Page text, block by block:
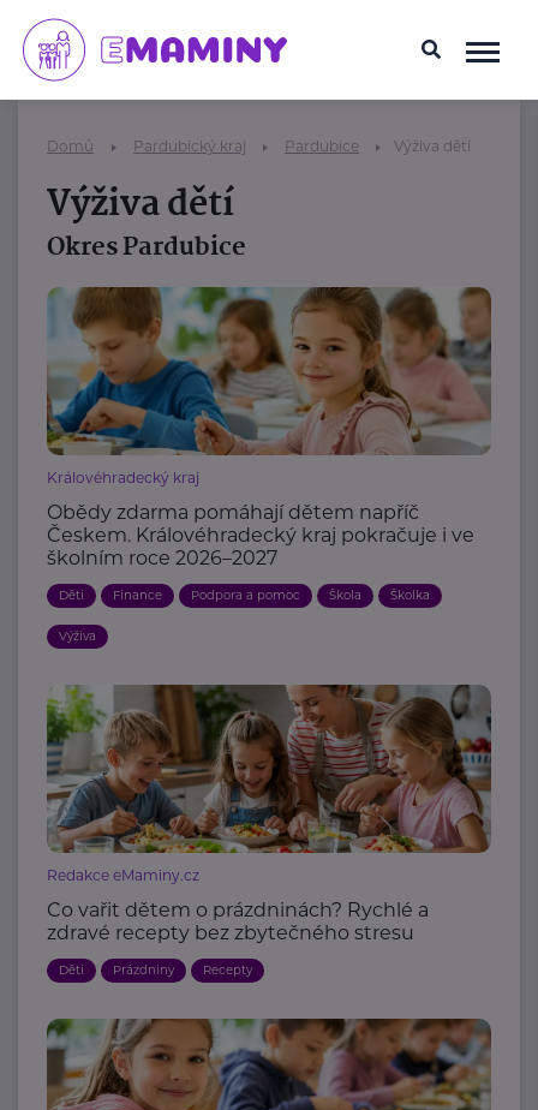
Domů Pardubický kraj Pardubice Výživa dětí
Výživa dětí
Okres Pardubice
Královéhradecký kraj
Obědy zdarma pomáhají dětem napříč
Českem. Královéhradecký kraj pokračuje i ve
školním roce 2026–2027
Děti Finance Podpora a pomoc Škola Školka
Výživa
Redakce eMaminy.cz
Co vařit dětem o prázdninách? Rychlé a
zdravé recepty bez zbytečného stresu
Děti Prázdniny Recepty